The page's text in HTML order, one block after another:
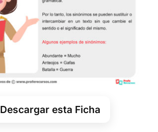
Descargar esta Ficha